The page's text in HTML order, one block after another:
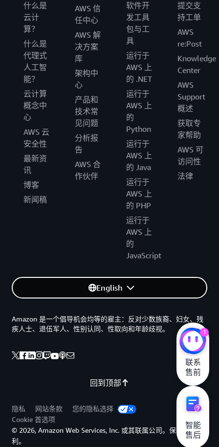
什么是
云计
算？
什么是
代理式
人工智
能？
云计算
概念中
心
AWS 云
安全性
最新资
讯
博客
新闻稿
AWS 信
任中心
AWS 解
决方案
库
架构中
心
产品和
技术常
见问题
分析报
告
AWS 合
作伙伴
软件开
发工具
包与工
具
运行于
AWS 上
的 .NET
运行于
AWS 上
的
Python
运行于
AWS 上
的 Java
运行于
AWS 上
的 PHP
运行于
AWS 上
的
JavaScript
提交支
持工单
AWS
re:Post
Knowledge
Center
AWS
Support
概述
获取专
家帮助
AWS 可
访问性
法律
English
回到顶部
Amazon 是一个倡导机会均等的雇主：反对少数族裔、妇女、残
疾人士、退伍军人、性别认同、性取向和年龄歧视。
隐私 网站条款
您的隐私选择
Cookie 首选项
© 2026, Amazon Web Services, Inc. 或其联属公司。保留所有权
利。
1
联系
售前
智能
售后